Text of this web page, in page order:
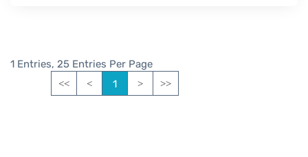
1 Entries, 25 Entries Per Page
<< < 1 > >>